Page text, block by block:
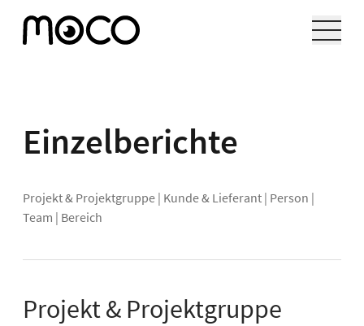
Einzelberichte
Projekt & Projektgruppe | Kunde & Lieferant | Person |
Team | Bereich
Projekt & Projektgruppe